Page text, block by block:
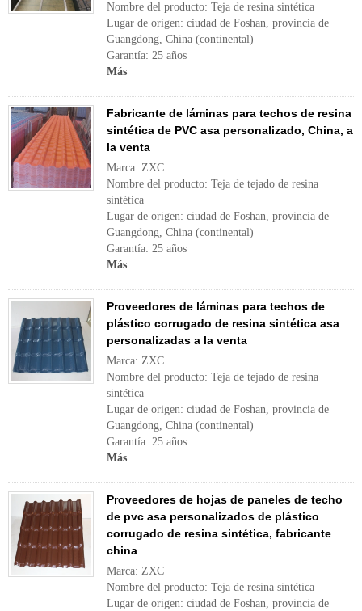
Nombre del producto: Teja de resina sintética
Lugar de origen: ciudad de Foshan, provincia de
Guangdong, China (continental)
Garantía: 25 años
Más
Fabricante de láminas para techos de resina
sintética de PVC asa personalizado, China, a
la venta
Marca: ZXC
Nombre del producto: Teja de tejado de resina
sintética
Lugar de origen: ciudad de Foshan, provincia de
Guangdong, China (continental)
Garantía: 25 años
Más
Proveedores de láminas para techos de
plástico corrugado de resina sintética asa
personalizadas a la venta
Marca: ZXC
Nombre del producto: Teja de tejado de resina
sintética
Lugar de origen: ciudad de Foshan, provincia de
Guangdong, China (continental)
Garantía: 25 años
Más
Proveedores de hojas de paneles de techo
de pvc asa personalizados de plástico
corrugado de resina sintética, fabricante
china
Marca: ZXC
Nombre del producto: Teja de resina sintética
Lugar de origen: ciudad de Foshan, provincia de